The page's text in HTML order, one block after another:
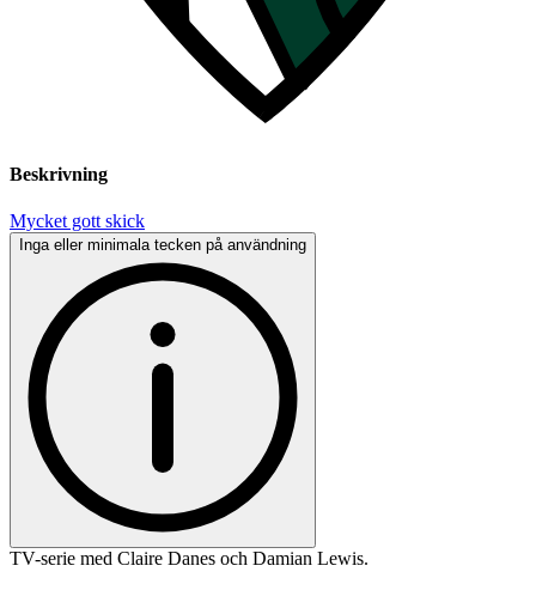
Beskrivning
Mycket gott skick
Inga eller minimala tecken på användning
TV-serie med Claire Danes och Damian Lewis.